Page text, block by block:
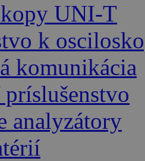
UNI-T
k
komunikácia
analyzátory